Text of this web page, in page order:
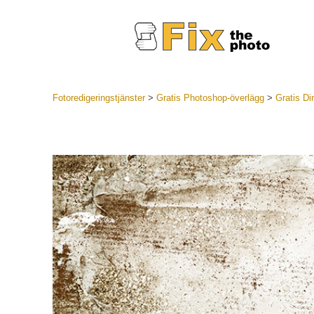
Best
Mobila
Fotoredigeringstjänster> Gratis Photoshop-överlägg> Gratis